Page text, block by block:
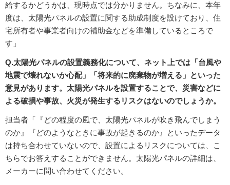
給するかどうかは、現時点では分かりません。ちなみに、本年
度は、太陽光パネルの設置に関する助成制度を設けており、住
宅所有者や事業者向けの補助金などを準備しているところで
す」
Q.太陽光パネルの設置義務化について、ネット上では「台風や
地震で壊れないか心配」「将来的に廃棄物が増える」といった
意見があります。太陽光パネルを設置することで、災害などに
よる破損や事故、火災が発生するリスクはないのでしょうか。
担当者「『どの程度の風で、太陽光パネルが吹き飛んでしまう
のか』『どのようなときに事故が起きるのか』といったデータ
は持ち合わせていないので、設置によるリスクについては、こ
ちらでお答えすることができません。太陽光パネルの詳細は、
メーカーに問い合わせてください。